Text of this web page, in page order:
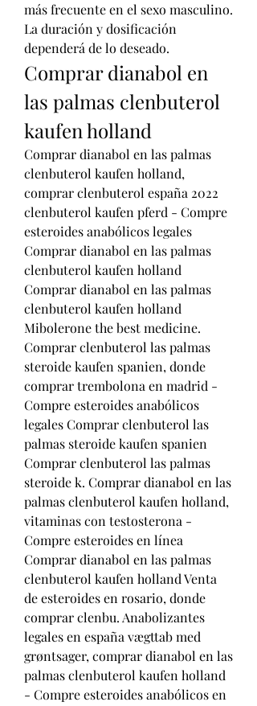
más frecuente en el sexo masculino.
La duración y dosificación
dependerá de lo deseado.
Comprar dianabol en
las palmas clenbuterol
kaufen holland
Comprar dianabol en las palmas
clenbuterol kaufen holland,
comprar clenbuterol españa 2022
clenbuterol kaufen pferd - Compre
esteroides anabólicos legales
Comprar dianabol en las palmas
clenbuterol kaufen holland
Comprar dianabol en las palmas
clenbuterol kaufen holland
Mibolerone the best medicine.
Comprar clenbuterol las palmas
steroide kaufen spanien, donde
comprar trembolona en madrid -
Compre esteroides anabólicos
legales Comprar clenbuterol las
palmas steroide kaufen spanien
Comprar clenbuterol las palmas
steroide k. Comprar dianabol en las
palmas clenbuterol kaufen holland,
vitaminas con testosterona -
Compre esteroides en línea
Comprar dianabol en las palmas
clenbuterol kaufen holland Venta
de esteroides en rosario, donde
comprar clenbu. Anabolizantes
legales en españa vægttab med
grøntsager, comprar dianabol en las
palmas clenbuterol kaufen holland
- Compre esteroides anabólicos en